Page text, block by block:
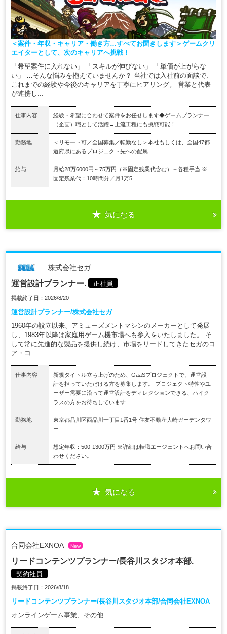
＜案件・年収・キャリア・働き方…すべてお聞きします＞ゲームクリ
エイターとして、次のキャリアへ挑戦！
「希望案件に入れない」 「スキルが伸びない」 「単価が上がらな
い」 …そんな悩みを抱えていませんか？ 当社では入社前の面談で、
これまでの経験や今後のキャリアを丁寧にヒアリング。 営業と代表
が連携し...
仕事内容
経験・希望に合わせて案件をお任せします◆ゲームプランナー
（企画）職として活躍→上流工程にも挑戦可能！
勤務地
＜リモート可／全国募集／転勤なし＞本社もしくは、全国47都
道府県にあるプロジェクト先への配属
給与
月給28万6000円～75万円（※固定残業代含む）＋各種手当 ※
固定残業代：10時間分／月1万5...
気になる
株式会社セガ
運営設計プランナー. 正社員
掲載終了日：2026/8/20
運営設計プランナー/株式会社セガ
1960年の設立以来、アミューズメントマシンのメーカーとして発展
し、1983年以降は家庭用ゲーム機市場へも参入をいたしました。 そ
して常に先進的な製品を提供し続け、市場をリードしてきたセガのコ
ア・コ...
仕事内容
新規タイトル立ち上げのため、GaaSプロジェクトで、運営設
計を担っていただける方を募集します。 プロジェクト特性やユ
ーザー需要に沿って運営設計をディレクションできる、ハイク
ラスの方をお待ちしています...
勤務地
東京都品川区西品川一丁目1番1号 住友不動産大崎ガーデンタワ
ー
給与
想定年収：500-1300万円 ※詳細は転職エージェントへお問い合
わせください。
気になる
合同会社EXNOA New
リードコンテンツプランナー/長谷川スタジオ本部.
契約社員
掲載終了日：2026/8/18
リードコンテンツプランナー/長谷川スタジオ本部/合同会社EXNOA
オンラインゲーム事業、その他